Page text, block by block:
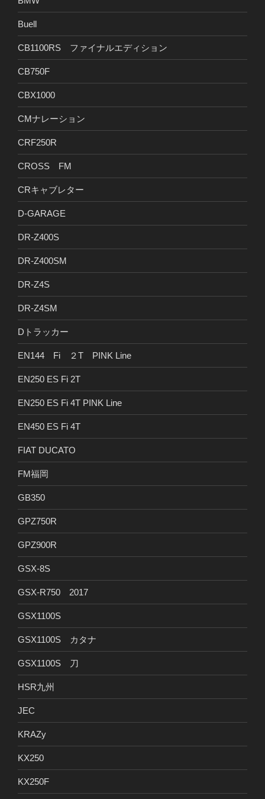
Buell
CB1100RS ファイナルエディション
CB750F
CBX1000
CMナレーション
CRF250R
CROSS FM
CRキャブレター
D-GARAGE
DR-Z400S
DR-Z400SM
DR-Z4S
DR-Z4SM
Dトラッカー
EN144 Fi ２T PINK Line
EN250 ES Fi 2T
EN250 ES Fi 4T PINK Line
EN450 ES Fi 4T
FIAT DUCATO
FM福岡
GB350
GPZ750R
GPZ900R
GSX-8S
GSX-R750 2017
GSX1100S
GSX1100S カタナ
GSX1100S 刀
HSR九州
JEC
KRAZy
KX250
KX250F